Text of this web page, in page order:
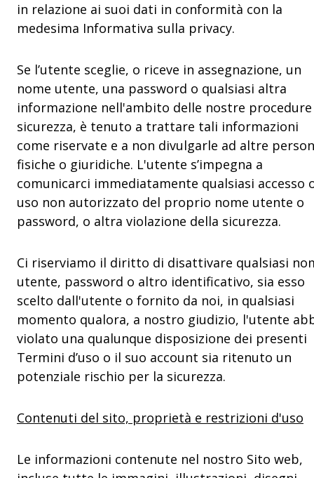
in relazione ai suoi dati in conformità con la
medesima Informativa sulla privacy.
Se l’utente sceglie, o riceve in assegnazione, un
nome utente, una password o qualsiasi altra
informazione nell'ambito delle nostre
sicurezza, è tenuto a trattare tali informazioni
come riservate e a non divulgarle ad altre
fisiche o giuridiche. L'utente s’impegna a
comunicarci immediatamente qualsiasi accesso
uso non autorizzato del proprio nome utente o
password, o altra violazione della sicurezza.
Ci riserviamo il diritto di disattivare qualsiasi
utente, password o altro identificativo, sia esso
scelto dall'utente o fornito da noi, in qualsiasi
momento qualora, a nostro giudizio, l'utente
violato una qualunque disposizione dei presenti
Termini d’uso o il suo account sia ritenuto un
potenziale rischio per la sicurezza.
Contenuti del sito, proprietà e restrizioni d'uso
Le informazioni contenute nel nostro Sito web,